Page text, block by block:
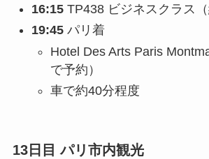
16:15TP438 ビジネスクラス（
19:45パリ着
Hotel Des Arts Paris
で予約）
車で約40分程度
13日目 パリ市内観光